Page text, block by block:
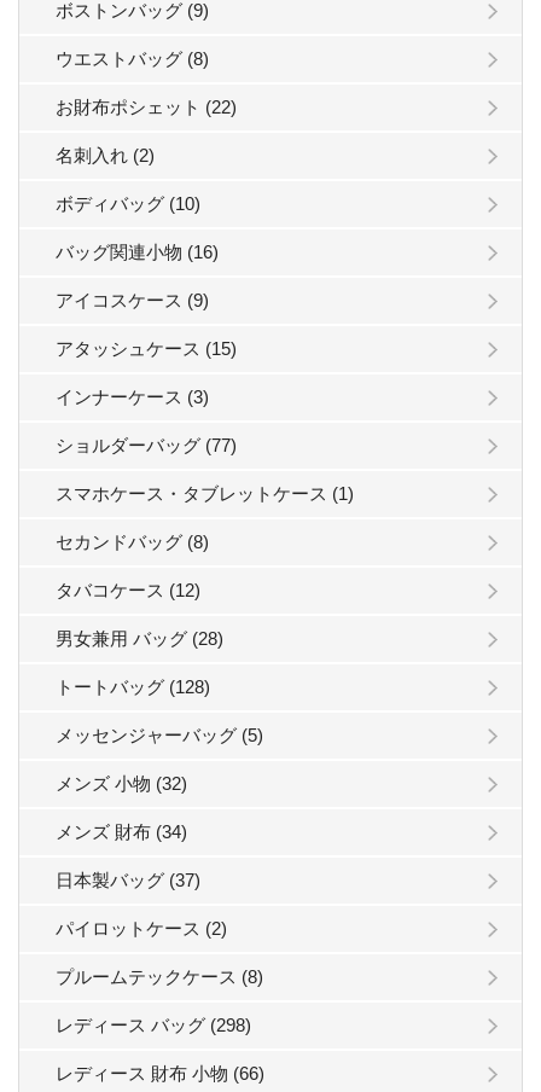
ボストンバッグ (9)
ウエストバッグ (8)
お財布ポシェット (22)
名刺入れ (2)
ボディバッグ (10)
バッグ関連小物 (16)
アイコスケース (9)
アタッシュケース (15)
インナーケース (3)
ショルダーバッグ (77)
スマホケース・タブレットケース (1)
セカンドバッグ (8)
タバコケース (12)
男女兼用 バッグ (28)
トートバッグ (128)
メッセンジャーバッグ (5)
メンズ 小物 (32)
メンズ 財布 (34)
日本製バッグ (37)
パイロットケース (2)
プルームテックケース (8)
レディース バッグ (298)
レディース 財布 小物 (66)